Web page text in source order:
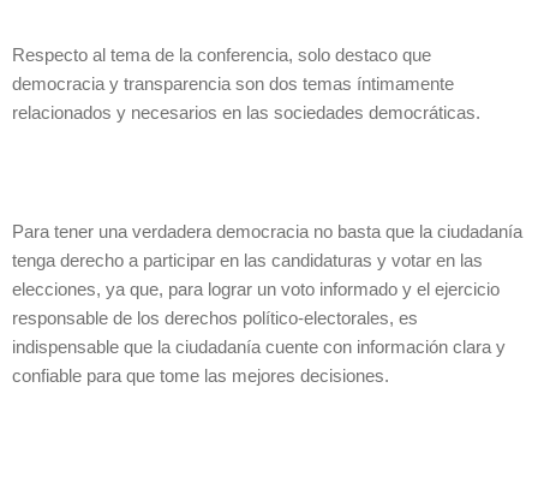
Respecto al tema de la conferencia, solo destaco que
democracia y transparencia son dos temas íntimamente
relacionados y necesarios en las sociedades democráticas.
Para tener una verdadera democracia no basta que la ciudadanía
tenga derecho a participar en las candidaturas y votar en las
elecciones, ya que, para lograr un voto informado y el ejercicio
responsable de los derechos político-electorales, es
indispensable que la ciudadanía cuente con información clara y
confiable para que tome las mejores decisiones.